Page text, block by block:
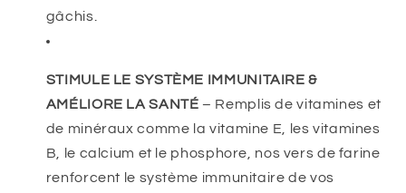
gâchis.
STIMULE LE SYSTÈME IMMUNITAIRE &
AMÉLIORE LA SANTÉ – Remplis de vitamines et
de minéraux comme la vitamine E, les vitamines
B, le calcium et le phosphore, nos vers de farine
renforcent le système immunitaire de vos